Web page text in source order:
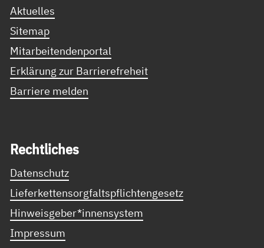
Aktuelles
Sitemap
Mitarbeitendenportal
Erklärung zur Barrierefreheit
Barriere melden
Recht­li­ches
Datenschutz
Lieferkettensorgfaltspflichtengesetz
Hinweisgeber*innensystem
Impressum